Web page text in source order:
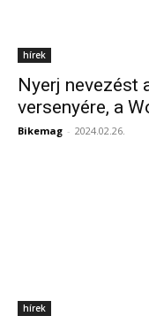
hírek
Nyerj nevezést
versenyére, a
Bikemag - 2024.02.26.
hírek